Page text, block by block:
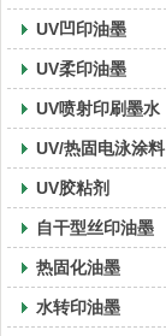
UV凹印油墨
UV柔印油墨
UV喷射印刷墨水
UV/热固电泳涂料
UV胶粘剂
自干型丝印油墨
热固化油墨
水转印油墨